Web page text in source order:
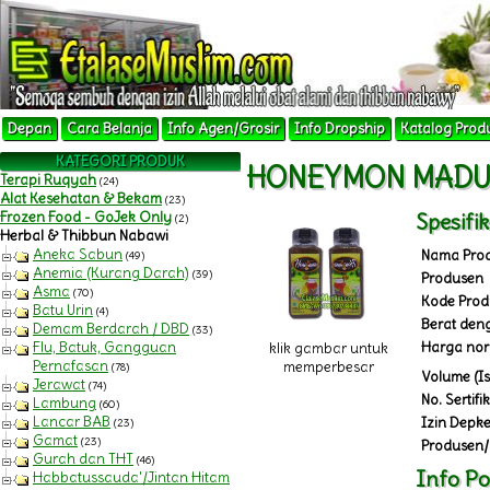
Depan Cara Belanja Info Agen/Grosir Info Dropship
Katalog
KATEGORI PRODUK
Terapi Ruqyah (24)
Alat Kesehatan & Bekam (23)
Frozen Food - GoJek Only (2)
Herbal & Thibbun Nabawi
Aneka Sabun (49)
Anemia (Kurang Darah) (39)
Asma (70)
Batu Urin (4)
Demam Berdarah / DBD (33)
Flu, Batuk, Gangguan
Pernafasan (78)
Jerawat (74)
Lambung (60)
Lancar BAB (23)
Gamat (23)
Gurah dan THT (46)
Habbatussauda'/Jintan Hitam
HONEYMON
klik gambar untuk
memperbesar
Nama
Produsen
Kode
Berat
Harga
Volume
No.
Izin
Info